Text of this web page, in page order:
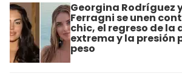
Georgina Rodríguez
Ferragni se unen
chic, el regreso de la
extrema y la presión
peso